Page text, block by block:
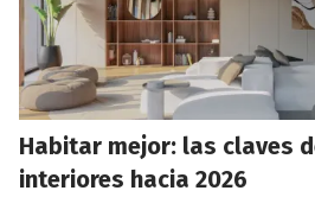
Habitar mejor: las claves
interiores hacia 2026